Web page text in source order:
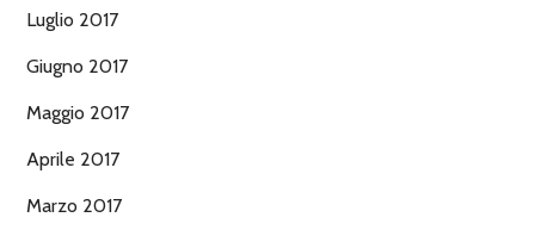
Luglio 2017
Giugno 2017
Maggio 2017
Aprile 2017
Marzo 2017